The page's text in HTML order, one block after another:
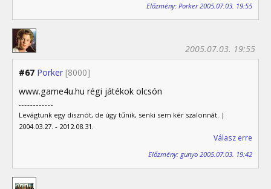
Előzmény: Porker 2005.07.03. 19:55
#67 Porker [8000]
2005.07.03. 19:55
www.game4u.hu régi játékok olcsón
Levágtunk egy disznót, de úgy tűnik, senki sem kér szalonnát. |
2004.03.27. - 2012.08.31.
Válasz erre
Előzmény: gunyo 2005.07.03. 19:42